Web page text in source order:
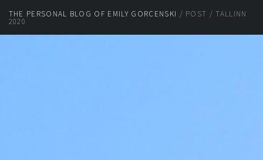
THE PERSONAL BLOG OF EMILY GORCENSKI / POST / TALLINN
2020